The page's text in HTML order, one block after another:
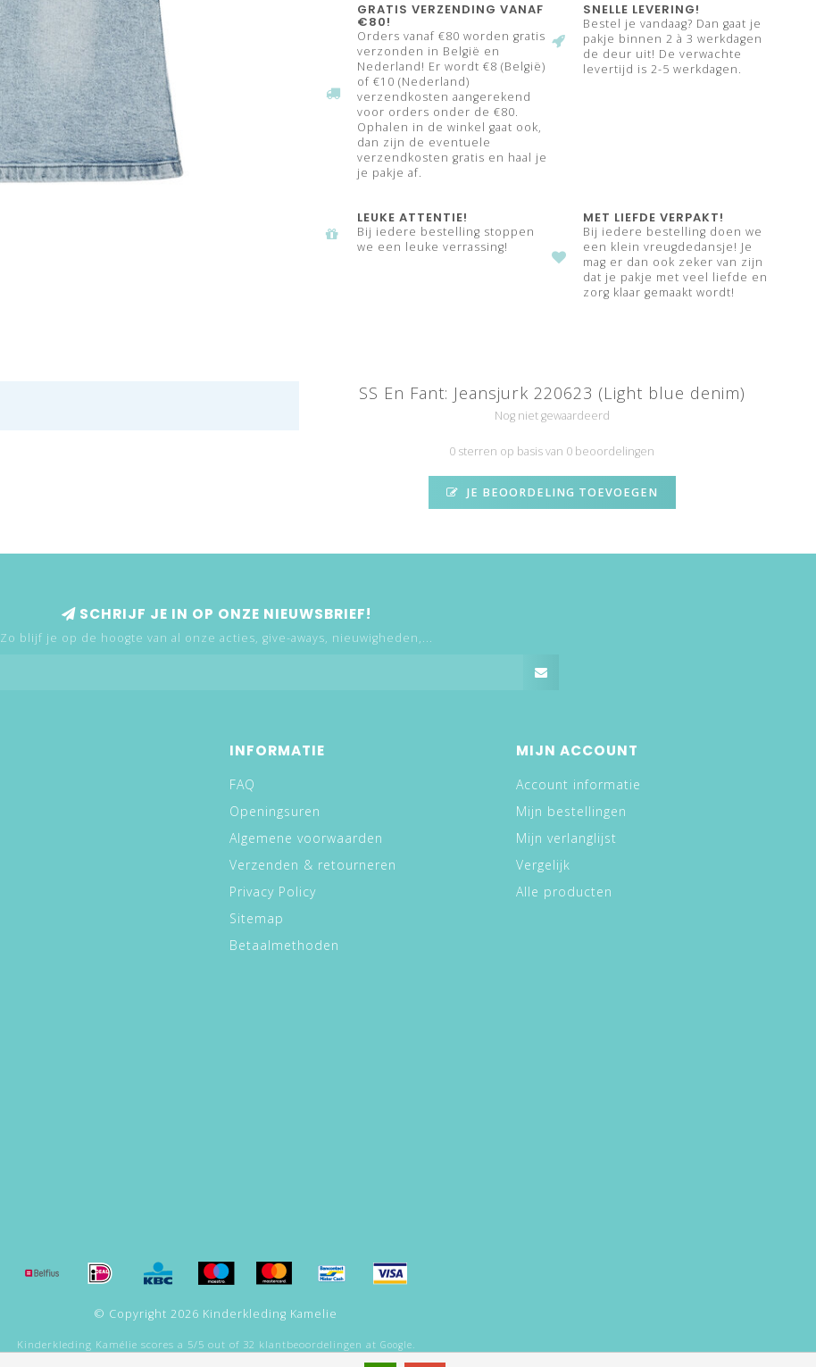
GRATIS VERZENDING VANAF
€80!
Orders vanaf €80 worden gratis
verzonden in België en
Nederland! Er wordt €8 (België)
of €10 (Nederland)
verzendkosten aangerekend
voor orders onder de €80.
Ophalen in de winkel gaat ook,
dan zijn de eventuele
verzendkosten gratis en haal je
je pakje af.
SNELLE LEVERING!
Bestel je vandaag? Dan gaat je
pakje binnen 2 à 3 werkdagen
de deur uit! De verwachte
levertijd is 2-5 werkdagen.
LEUKE ATTENTIE!
Bij iedere bestelling stoppen
we een leuke verrassing!
MET LIEFDE VERPAKT!
Bij iedere bestelling doen we
een klein vreugdedansje! Je
mag er dan ook zeker van zijn
dat je pakje met veel liefde en
zorg klaar gemaakt wordt!
SS En Fant: Jeansjurk 220623 (Light blue denim)
Nog niet gewaardeerd
0 sterren op basis van 0 beoordelingen
JE BEOORDELING TOEVOEGEN
SCHRIJF JE IN OP ONZE NIEUWSBRIEF!
Zo blijf je op de hoogte van al onze acties, give-aways, nieuwigheden,...
INFORMATIE
FAQ
Openingsuren
Algemene voorwaarden
Verzenden & retourneren
Privacy Policy
Sitemap
Betaalmethoden
MIJN ACCOUNT
Account informatie
Mijn bestellingen
Mijn verlanglijst
Vergelijk
Alle producten
© Copyright 2026 Kinderkleding Kamelie
Kinderkleding Kamélie scores a 5/5 out of 32 klantbeoordelingen at Google.